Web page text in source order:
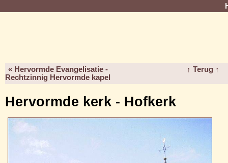
« Hervormde Evangelisatie -
Rechtzinnig Hervormde kapel
↑ Terug ↑
Hervormde kerk - Hofkerk